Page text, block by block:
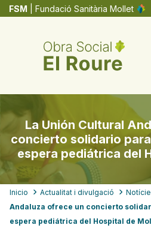
Pasar
FSM | Fundació Sanitària Mollet
La Unión Cultural
concierto solidario
espera pediátrica del
Ruta
de
Inicio Actualitat i divulgació
Andaluza ofrece un concierto
espera pediátrica del Hospital de